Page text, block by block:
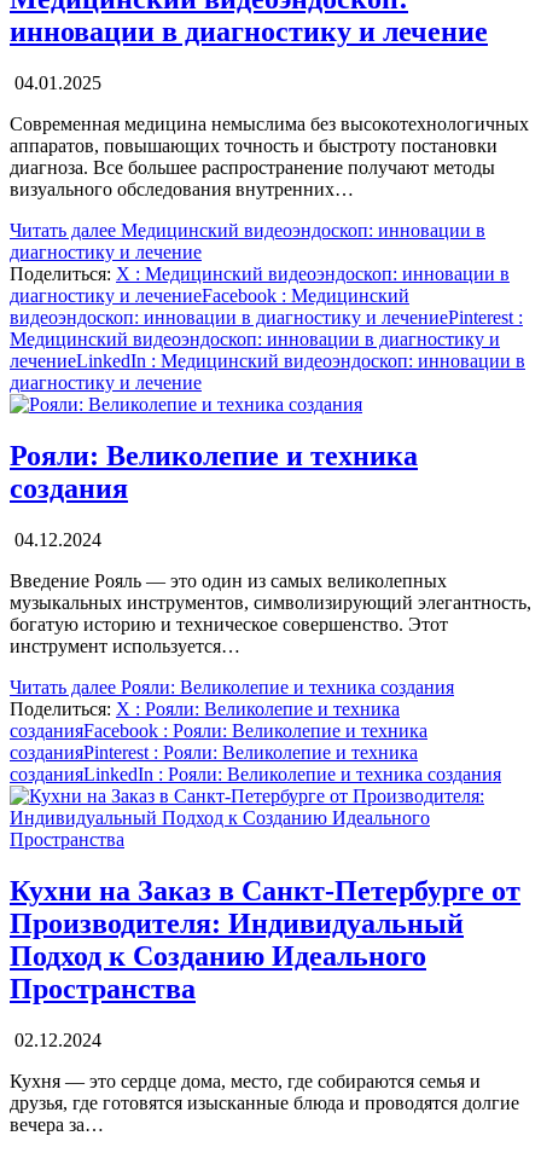
инновации в диагностику и лечение
04.01.2025
Современная медицина немыслима без высокотехнологичных
аппаратов, повышающих точность и быстроту постановки
диагноза. Все большее распространение получают методы
визуального обследования внутренних…
Читать далее Медицинский видеоэндоскоп: инновации в
диагностику и лечение
Поделиться: X : Медицинский видеоэндоскоп: инновации в
диагностику и лечениеFacebook : Медицинский
видеоэндоскоп: инновации в диагностику и лечениеPinterest :
Медицинский видеоэндоскоп: инновации в диагностику и
лечениеLinkedIn : Медицинский видеоэндоскоп: инновации в
диагностику и лечение
Рояли: Великолепие и техника
создания
04.12.2024
Введение Рояль — это один из самых великолепных
музыкальных инструментов, символизирующий элегантность,
богатую историю и техническое совершенство. Этот
инструмент используется…
Читать далее Рояли: Великолепие и техника создания
Поделиться: X : Рояли: Великолепие и техника
созданияFacebook : Рояли: Великолепие и техника
созданияPinterest : Рояли: Великолепие и техника
созданияLinkedIn : Рояли: Великолепие и техника создания
Кухни на Заказ в Санкт-Петербурге от
Производителя: Индивидуальный
Подход к Созданию Идеального
Пространства
02.12.2024
Кухня — это сердце дома, место, где собираются семья и
друзья, где готовятся изысканные блюда и проводятся долгие
вечера за…